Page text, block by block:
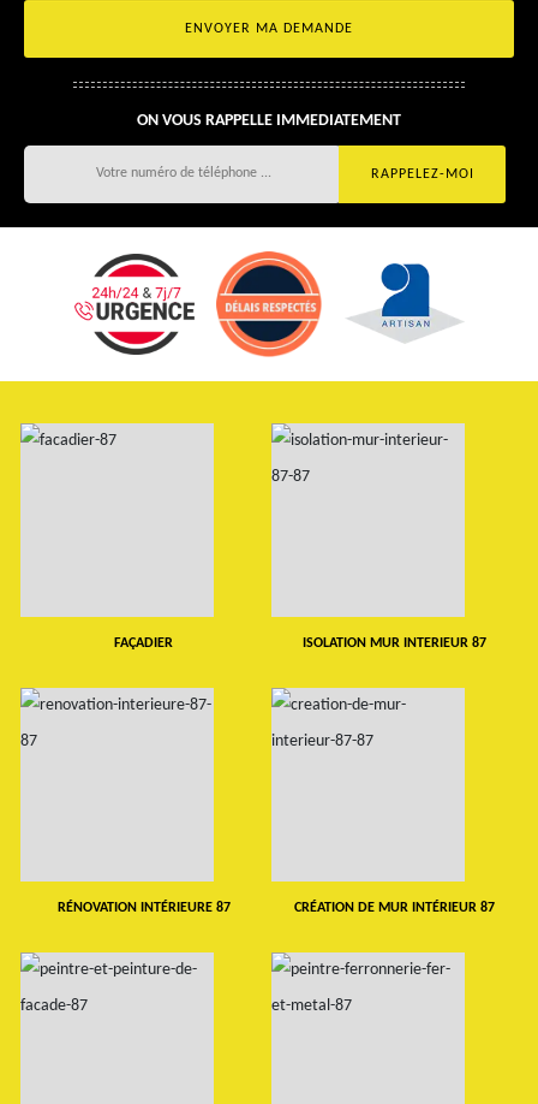
ON VOUS RAPPELLE IMMEDIATEMENT
FAÇADIER ISOLATION MUR INTERIEUR 87
RÉNOVATION INTÉRIEURE 87 CRÉATION DE MUR INTÉRIEUR 87